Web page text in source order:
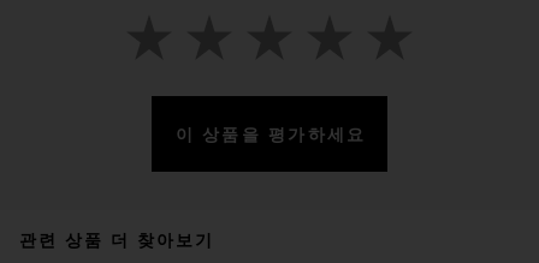
Trudon Cyrnos Room Spray
이 상품을 평가하세요
관련 상품 더 찾아보기